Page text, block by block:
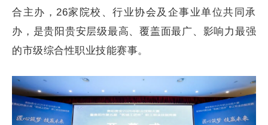
合主办，26家院校、行业协会及企事业单位共同承
办，是贵阳贵安层级最高、覆盖面最广、影响力最强
的市级综合性职业技能赛事。